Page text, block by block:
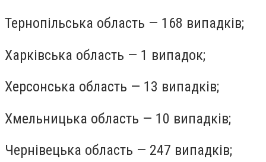
Тернопільська область — 168 випадків;
Харківська область — 1 випадок;
Херсонська область — 13 випадків;
Хмельницька область — 10 випадків;
Чернівецька область — 247 випадків;